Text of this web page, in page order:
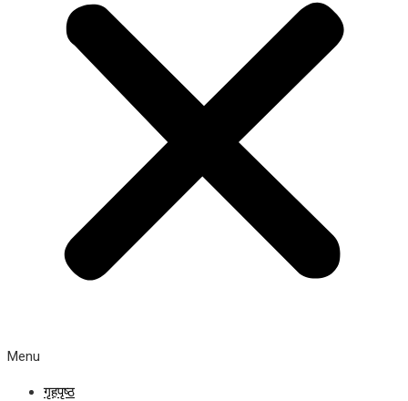
Menu
गृहपृष्ठ